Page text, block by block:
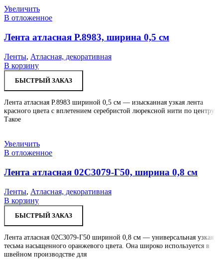
Увеличить
В отложенное
Лента атласная Р.8983, ширина 0,5 см
Ленты, Атласная, декоративная
В корзину
БЫСТРЫЙ ЗАКАЗ
Лента атласная Р.8983 шириной 0,5 см — изысканная узкая лента
красного цвета с вплетением серебристой люрексной нити по центру.
Такое
Увеличить
В отложенное
Лента атласная 02С3079-Г50, ширина 0,8 см
Ленты, Атласная, декоративная
В корзину
БЫСТРЫЙ ЗАКАЗ
Лента атласная 02С3079-Г50 шириной 0,8 см — универсальная узкая
тесьма насыщенного оранжевого цвета. Она широко используется в
швейном производстве для